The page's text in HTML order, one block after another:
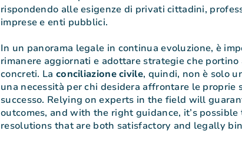
rispondendo alle esigenze di privati cittadini,
imprese e enti pubblici.
In un panorama legale in continua evoluzione, è
rimanere aggiornati e adottare strategie che
concreti. La conciliazionecivile, quindi, non è solo
una necessità per chi desidera affrontare le proprie
successo. Relying on experts in the field will
outcomes, and with the right guidance, it’s possible
resolutions that are both satisfactory and legally